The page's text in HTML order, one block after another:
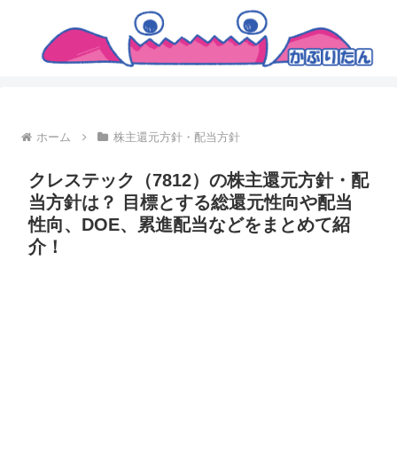
ホーム 株主還元方針・配当方針
クレステック（7812）の株主還元方針・配
当方針は？ 目標とする総還元性向や配当
性向、DOE、累進配当などをまとめて紹
介！